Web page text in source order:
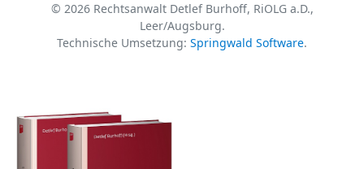
© 2026 Rechtsanwalt Detlef Burhoff, RiOLG a.D.,
Leer/Augsburg.
Technische Umsetzung: Springwald Software.